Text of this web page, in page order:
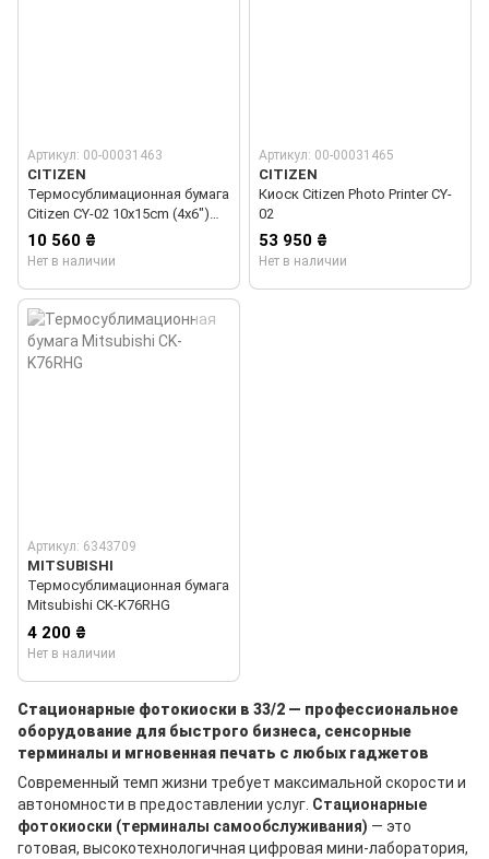
Артикул: 00-00031463
CITIZEN
Термосублимационная бумага
Citizen CY-02 10x15cm (4x6")
Media
10 560 ₴
Нет в наличии
Артикул: 00-00031465
CITIZEN
Киоск Citizen Photo Printer CY-
02
53 950 ₴
Нет в наличии
Артикул: 6343709
MITSUBISHI
Термосублимационная бумага
Mitsubishi CK-K76RHG
4 200 ₴
Нет в наличии
Стационарные фотокиоски в 33/2 — профессиональное
оборудование для быстрого бизнеса, сенсорные
терминалы и мгновенная печать с любых гаджетов
Современный темп жизни требует максимальной скорости и
автономности в предоставлении услуг. Стационарные
фотокиоски (терминалы самообслуживания) — это
готовая, высокотехнологичная цифровая мини-лаборатория,